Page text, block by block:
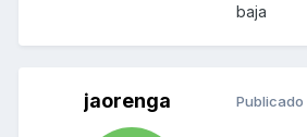
baja
jaorenga Publicado